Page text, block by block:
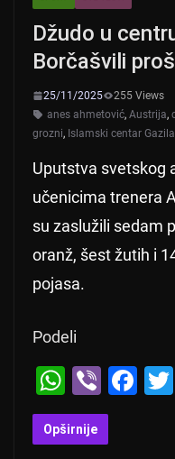
Džudo u
Borčašvili
25/11/2025
255 Views
anes ahmetović, Austrija,
grozni, Islamski centar
Uputstva svetskog
učenicima trenera
su zaslužili sedam
oranž, šest žutih i
pojasa.
Podeli
W
h
at
Vi
b
er
F
Opširnije